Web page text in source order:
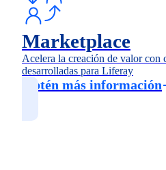
Marketplace
Acelera la creación de valor con
desarrolladas para Liferay
Obtén más información